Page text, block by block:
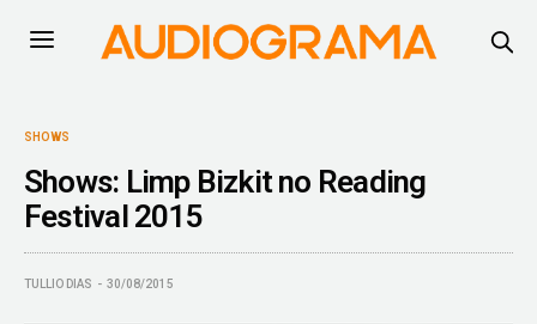
SHOWS
Shows: Limp Bizkit no Reading
Festival 2015
TULLIO DIAS 30/08/2015